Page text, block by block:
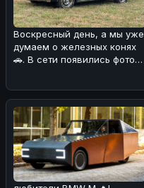
Воскресный день, а мы уже
думаем о железных конях
🚗. В сети появились фото